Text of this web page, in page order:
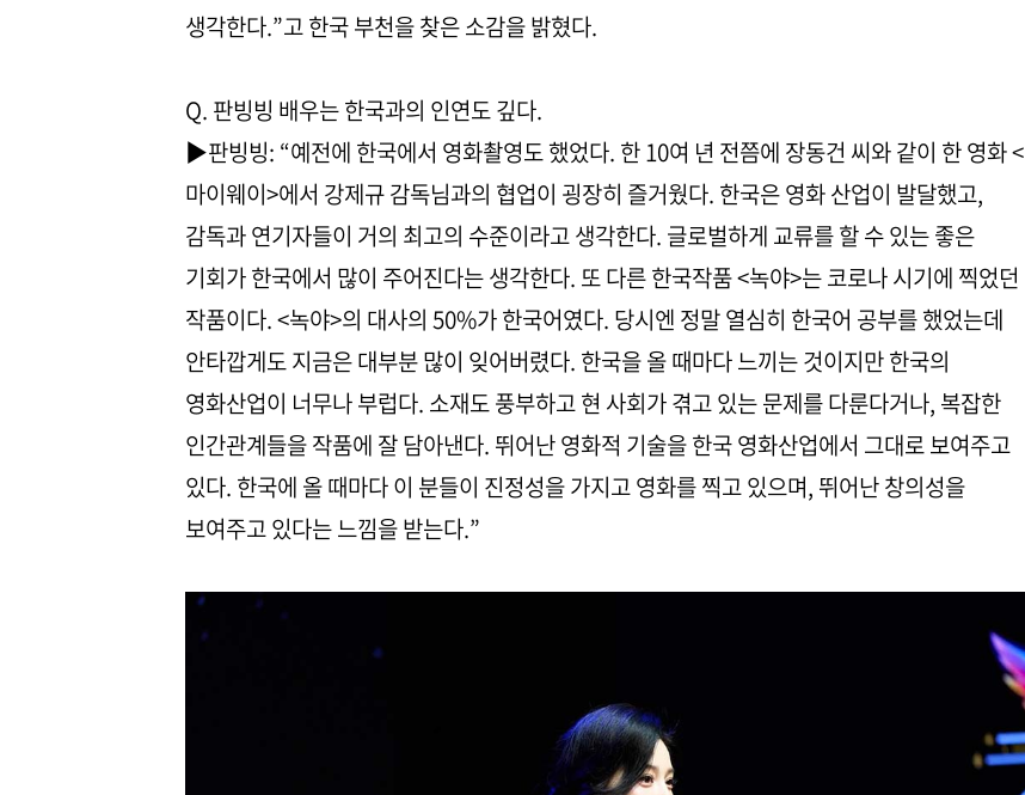
생각한다.”고 한국 부천을 찾은 소감을 밝혔다.
Q. 판빙빙 배우는 한국과의 인연도 깊다.
▶판빙빙: “예전에 한국에서 영화촬영도 했었다. 한 10여 년 전쯤에 장동건 씨와 같이 한 영화 <
마이웨이>에서 강제규 감독님과의 협업이 굉장히 즐거웠다. 한국은 영화 산업이 발달했고,
감독과 연기자들이 거의 최고의 수준이라고 생각한다. 글로벌하게 교류를 할 수 있는 좋은
기회가 한국에서 많이 주어진다는 생각한다. 또 다른 한국작품 <녹야>는 코로나 시기에 찍었던
작품이다. <녹야>의 대사의 50%가 한국어였다. 당시엔 정말 열심히 한국어 공부를 했었는데
안타깝게도 지금은 대부분 많이 잊어버렸다. 한국을 올 때마다 느끼는 것이지만 한국의
영화산업이 너무나 부럽다. 소재도 풍부하고 현 사회가 겪고 있는 문제를 다룬다거나, 복잡한
인간관계들을 작품에 잘 담아낸다. 뛰어난 영화적 기술을 한국 영화산업에서 그대로 보여주고
있다. 한국에 올 때마다 이 분들이 진정성을 가지고 영화를 찍고 있으며, 뛰어난 창의성을
보여주고 있다는 느낌을 받는다.”